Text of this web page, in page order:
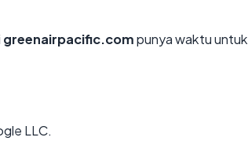
greenairpacific.compunya waktu untuk
LLC.